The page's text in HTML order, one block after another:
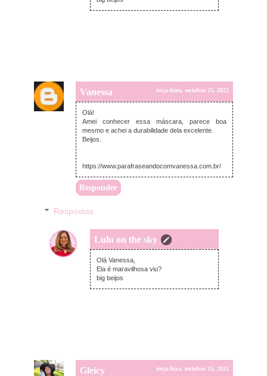
Vanessa terça-feira, outubro 25, 2022
Olá!
Amei conhecer essa máscara, parece boa
mesmo e achei a durabilidade dela excelente.
Beijos.
https://www.parafraseandocomvanessa.com.br/
Responder
Respostas
Lulu on the sky
terça-feira, outubro 25, 2022
Olá Vanessa,
Ela é maravilhosa viu?
big beijos
Gleicy terça-feira, outubro 25, 2022